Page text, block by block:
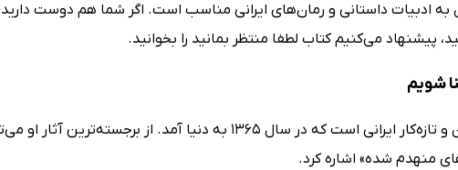
به ادبیات داستانی و رمان‌های ایرانی مناسب است. اگر شما هم دوست دارید
پیشنهاد می‌کنیم کتاب لطفا منتظر بمانید را بخوانید.
شویم
جهانگیر شهلایی نویسنده‌ی جوان و تازه‌کار ایرانی است که در سال 1365 به دنیا
منهدم شده» اشاره کرد.